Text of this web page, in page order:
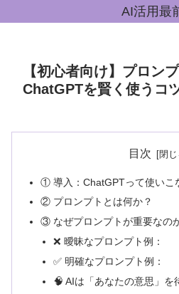
AI活用最
【初心者向け】プロン
ChatGPTを賢く使うコ
目次
① 導入：ChatGPTって使いこ
② プロンプトとは何か？
③ なぜプロンプトが重要なの
❌ 曖昧なプロンプト例：
✅ 明確なプロンプト例：
🧠 AIは「あなたの意思」を